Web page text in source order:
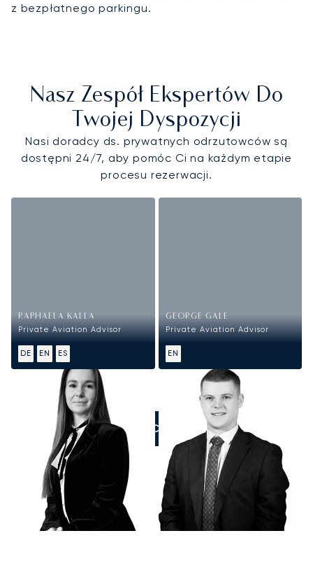
z bezpłatnego parkingu.
Nasz Zespół Ekspertów Do
Twojej Dyspozycji
Nasi doradcy ds. prywatnych odrzutowców są
dostępni 24/7, aby pomóc Ci na każdym etapie
procesu rezerwacji.
RAPHAELA KALLA
Private Aviation Advisor
DE EN ES
GEORGE GALE
Private Aviation Advisor
EN
ZADZWOŃCIE DO NAS